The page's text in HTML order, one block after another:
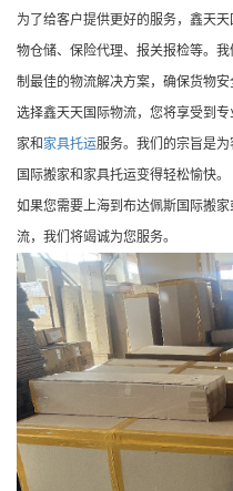
为了给客户提供更好的服务，鑫天
物仓储、保险代理、报关报检等。
制最佳的物流解决方案，确保货物安
选择鑫天天国际物流，您将享受到
家和 家具托运服务。我们的宗旨是
国际搬家和家具托运变得轻松愉快。
如果您需要上海到布达佩斯国际搬
流，我们将竭诚为您服务。